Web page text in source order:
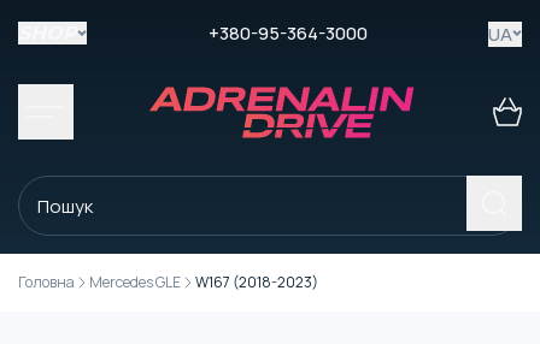
+380-95-364-3000 UA
Головна Mercedes GLE W167 (2018-2023)